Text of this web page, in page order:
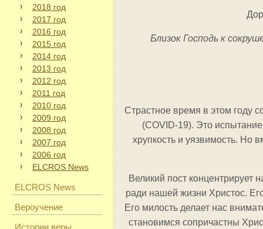
2018 год
2017 год
2016 год
2015 год
2014 год
2013 год
2012 год
2011 год
2010 год
2009 год
2008 год
2007 год
2006 год
ELCROS News
ELCROS News
Вероучение
Истории веры
Близок Господь к
Страстное время в этом году
(COVID-19). Это испытание
хрупкость и уязвимость. Но
Великий пост
ради нашей жизни Христос.
Его милость делает нас
становимся сопричастны